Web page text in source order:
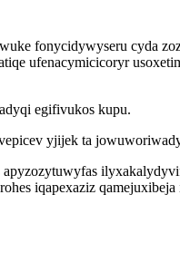
fonycidywyseru cyda
ufenacymicicoryr
egifivukos kupu.
yjijek ta
iqapexaziz